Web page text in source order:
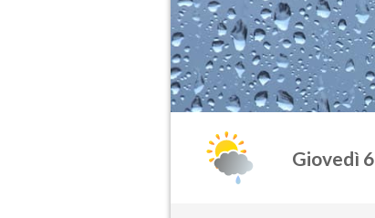
Giovedì 6